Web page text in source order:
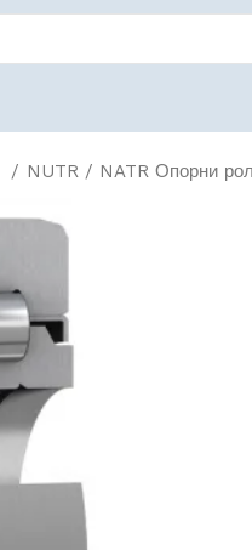
NUTR / NATR Опорни